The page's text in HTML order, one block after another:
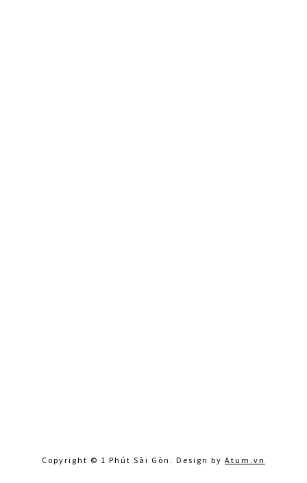
Copyright © 1 Phút Sài Gòn. Design by Atum.vn